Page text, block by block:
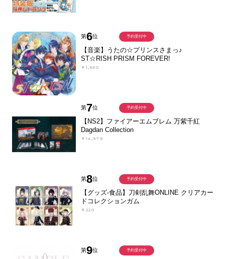
第6位
【音楽】うたの☆プリンスさまっ♪
ST☆RISH PRISM FOREVER!
￥1,650
予約受付中
第7位
【NS2】ファイアーエムブレム 万紫千紅
Dagdan Collection
￥14,979
予約受付中
第8位
【グッズ-食品】刀剣乱舞ONLINE クリアカー
ドコレクションガム
￥220
予約受付中
第9位 予約受付中